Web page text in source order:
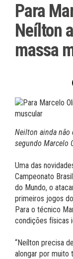
Para
Neílton
massa
Neilton ainda não
segundo Marcelo
Uma das
Campeonato
do Mundo, o
primeiros jogos
Para o técnico
condições físicas
“Neílton precisa
alongar por muito